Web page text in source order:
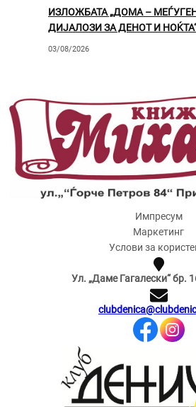
ИЗЛОЖБАТА „ДОМА –
ДИЈАЛОЗИ ЗА ДЕНОТ И
03/08/2026
Импресум
Маркетинг
Услови за
Ул. „Даме Гагалески“ бр.